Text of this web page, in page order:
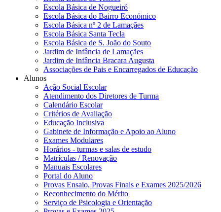
Escola Básica de Nogueiró
Escola Básica do Bairro Económico
Escola Básica nº 2 de Lamaçães
Escola Básica Santa Tecla
Escola Básica de S. João do Souto
Jardim de Infância de Lamaçães
Jardim de Infância Bracara Augusta
Associações de Pais e Encarregados de Educação
Alunos
Ação Social Escolar
Atendimento dos Diretores de Turma
Calendário Escolar
Critérios de Avaliação
Educação Inclusiva
Gabinete de Informação e Apoio ao Aluno
Exames Modulares
Horários - turmas e salas de estudo
Matrículas / Renovação
Manuais Escolares
Portal do Aluno
Provas Ensaio, Provas Finais e Exames 2025/2026
Reconhecimento do Mérito
Serviço de Psicologia e Orientação